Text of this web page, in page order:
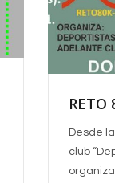
RETO
Desde la
club